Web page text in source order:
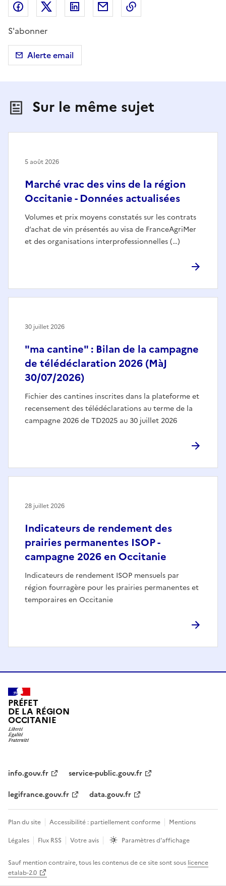
Partager sur Facebook
Partager sur X (anciennement Twitter)
Partager sur LinkedIn
Partager par email
S'abonner
Alerte email
Sur le même sujet
Marché vrac des vins de la région
Occitanie - Données actualisées
Volumes et prix moyens constatés sur les contrats
d’achat de vin présentés au visa de FranceAgriMer
et des organisations interprofessionnelles (…)
5 août 2026
"ma cantine" : Bilan de la campagne
de télédéclaration 2026 (MàJ
30/07/2026)
Fichier des cantines inscrites dans la plateforme et
recensement des télédéclarations au terme de la
campagne 2026 de TD2025 au 30 juillet 2026
30 juillet 2026
Indicateurs de rendement des
prairies permanentes ISOP -
campagne 2026 en Occitanie
Indicateurs de rendement ISOP mensuels par
région fourragère pour les prairies permanentes et
temporaires en Occitanie
28 juillet 2026
PRÉFET
DE LA RÉGION
OCCITANIE
info.gouv.fr
service-public.gouv.fr
legifrance.gouv.fr
data.gouv.fr
Plan du site Accessibilité : partiellement conforme
Mentions
Légales
Flux RSS Votre avis Paramètres d'affichage
Sauf mention contraire, tous les contenus de ce site sont sous licence
etalab-2.0